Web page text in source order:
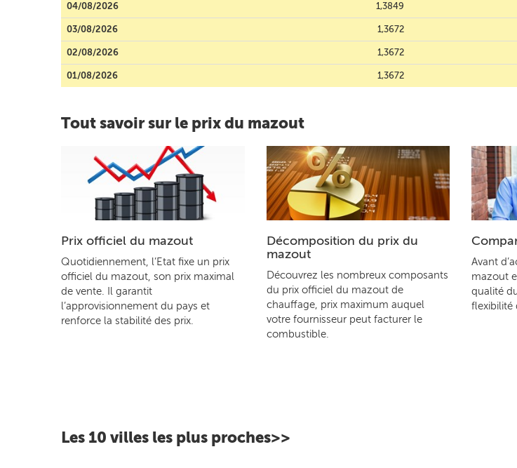
04/08/2026 1,3849
03/08/2026 1,3672
02/08/2026 1,3672
01/08/2026 1,3672
Tout savoir sur le prix du mazout
Prix officiel du mazout
Quotidiennement, l’Etat fixe un prix
officiel du mazout, son prix maximal
de vente. Il garantit
l’approvisionnement du pays et
renforce la stabilité des prix.
Décomposition du prix du
mazout
Découvrez les nombreux composants
du prix officiel du mazout de
chauffage, prix maximum auquel
votre fournisseur peut facturer le
combustible.
Avant
mazout
qualité
flexibilité
Les 10 villes les plus proches>>